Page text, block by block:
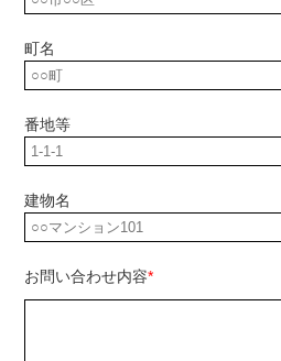
町名
番地等
建物名
お問い合わせ内容*